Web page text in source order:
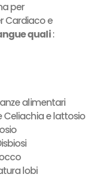
per
Cardiaco e
quali:
alimentari
Celiachia e lattosio
lobi